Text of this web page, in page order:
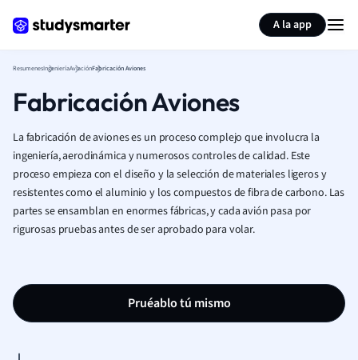
A la app
ResumenesIngenieríaAviaciónFabricación Aviones
Fabricación Aviones
La fabricación de aviones es un proceso complejo que involucra la
ingeniería, aerodinámica y numerosos controles de calidad. Este
proceso empieza con el diseño y la selección de materiales ligeros y
resistentes como el aluminio y los compuestos de fibra de carbono. Las
partes se ensamblan en enormes fábricas, y cada avión pasa por
rigurosas pruebas antes de ser aprobado para volar.
Pruéablo tú mismo
Resumir página